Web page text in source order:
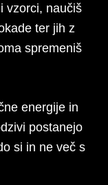
vzorci, naučiš
ter jih z
spremeniš
energije in
postanejo
si in ne več s